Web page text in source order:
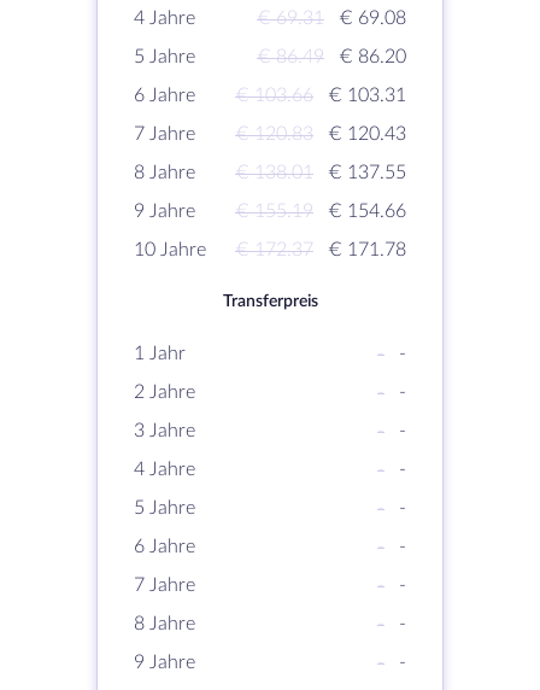
4 Jahre
€ 69.31
€ 69.08
5 Jahre
€ 86.49
€ 86.20
6 Jahre
€ 103.66
€ 103.31
7 Jahre
€ 120.83
€ 120.43
8 Jahre
€ 138.01
€ 137.55
9 Jahre
€ 155.19
€ 154.66
10 Jahre
€ 172.37 € 171.78
Transferpreis
1 Jahr -
-
2 Jahre
-
-
3 Jahre
-
-
4 Jahre
-
-
5 Jahre
-
-
6 Jahre
-
-
7 Jahre
-
-
8 Jahre
-
-
9 Jahre
-
-